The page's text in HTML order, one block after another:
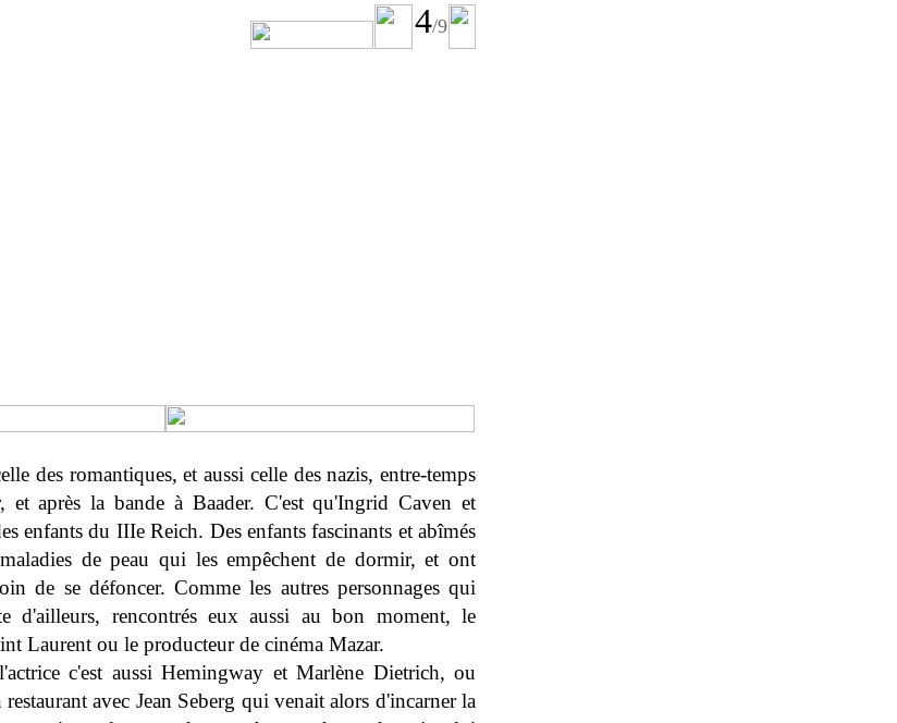
4/9
des romantiques, et aussi celle des nazis, entre-temps
et après la bande à Baader. C'est qu'Ingrid Caven et
enfants du IIIe Reich. Des enfants fascinants et abîmés
de peau qui les empêchent de dormir, et ont
de se défoncer. Comme les autres personnages qui
d'ailleurs, rencontrés eux aussi au bon moment, le
Laurent ou le producteur de cinéma Mazar.
c'est aussi Hemingway et Marlène Dietrich, ou
avec Jean Seberg qui venait alors d'incarner la